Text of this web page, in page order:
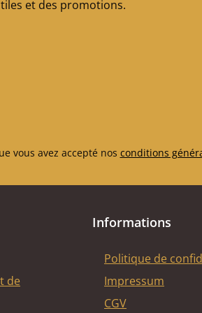
et des promotions.
vous avez accepté nos conditions
de
Informations
Politique de
Impressum
CGV